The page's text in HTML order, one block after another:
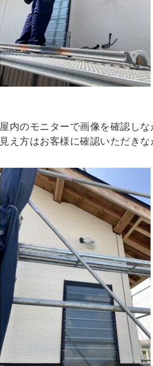
屋内のモニターで画像を確認し
見え方はお客様に確認いただきな